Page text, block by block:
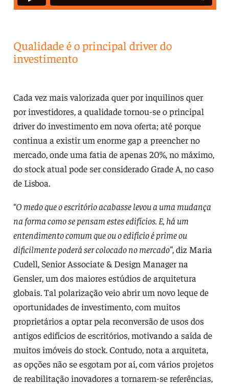
Qualidade é o principal driver do
investimento
Cada vez mais valorizada quer por inquilinos quer
por investidores, a qualidade tornou-se o principal
driver do investimento em nova oferta; até porque
continua a existir um enorme gap a preencher no
mercado, onde uma fatia de apenas 20%, no máximo,
do stock atual pode ser considerado Grade A, no caso
de Lisboa.
“O medo que o escritório acabasse levou a uma mudança
na forma como se pensam estes edifícios. E, há um
entendimento comum que ou o edifício é prime ou
dificilmente poderá ser colocado no mercado”, diz Maria
Cudell, Senior Associate & Design Manager na
Gensler, um dos maiores estúdios de arquitetura
globais. Tal polarização veio abrir um novo leque de
oportunidades de investimento, com muitos
proprietários a optar pela reconversão de usos dos
antigos edifícios de escritórios, motivando a saída de
muitos imóveis do stock. Contudo, nota a arquiteta,
as opções não se esgotam por aí, com vários projetos
de reabilitação inovadores a tornarem-se referências,